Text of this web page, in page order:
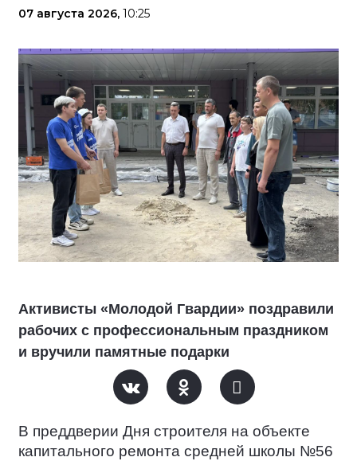
07 августа 2026, 10:25
Активисты «Молодой Гвардии» поздравили
рабочих с профессиональным праздником
и вручили памятные подарки
В преддверии Дня строителя на объекте
капитального ремонта средней школы №56